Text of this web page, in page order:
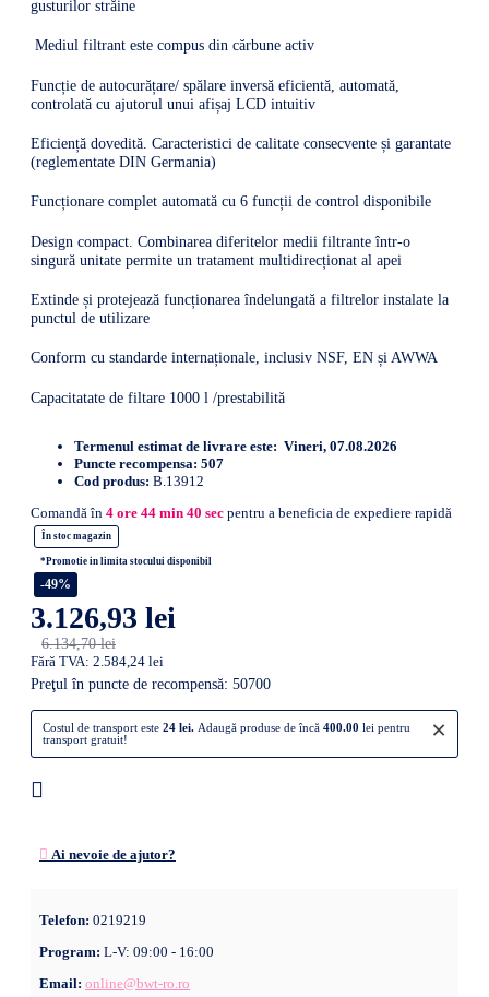
gusturilor străine
Mediul filtrant este compus din cărbune activ
Funcție de autocurățare/ spălare inversă eficientă, automată,
controlată cu ajutorul unui afișaj LCD intuitiv
Eficiență dovedită. Caracteristici de calitate consecvente și garantate
(reglementate DIN Germania)
Funcționare complet automată cu 6 funcții de control disponibile
Design compact. Combinarea diferitelor medii filtrante într-o
singură unitate permite un tratament multidirecționat al apei
Extinde și protejează funcționarea îndelungată a filtrelor instalate la
punctul de utilizare
Conform cu standarde internaționale, inclusiv NSF, EN și AWWA
Capacitatate de filtare 1000 l /prestabilită
Termenul estimat de livrare este: Vineri, 07.08.2026
Puncte recompensa: 507
Cod produs: B.13912
Comandă în 4 ore 44 min 39 sec pentru a beneficia de expediere rapidă
În stoc magazin
*Promotie in limita stocului disponibil
-49%
3.126,93 lei
6.134,70 lei
Fără TVA: 2.584,24 lei
Preţul în puncte de recompensă: 50700
×
Costul de transport este 24 lei. Adaugă produse de încă 400.00 lei pentru
transport gratuit!
Ai nevoie de ajutor?
Telefon: 0219219
Program: L-V: 09:00 - 16:00
Email: online@bwt-ro.ro